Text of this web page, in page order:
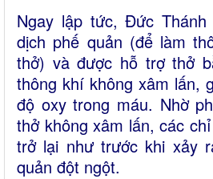
Ngay lập tức, Đức
dịch phế quản (để làm
thở) và được hỗ trợ thở
thông khí không xâm lấn,
độ oxy trong máu. Nhờ
thở không xâm lấn, các
trở lại như trước khi xảy
quản đột ngột.